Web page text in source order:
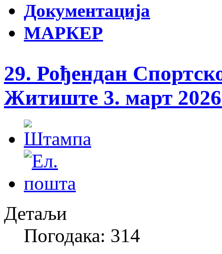
Документација
МАРКЕР
29. Рођендан
Житиште 3. март
Детаљи
Погодака: 314